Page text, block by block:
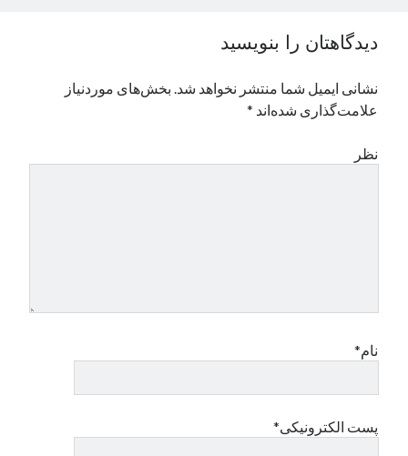
دیدگاهتان را بنویسید
نشانی ایمیل شما منتشر نخواهد شد. بخش‌های موردنیاز
علامت‌گذاری شده‌اند *
نظر
نام*
پست الکترونیکی*